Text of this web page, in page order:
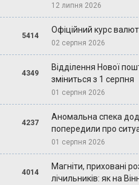
12 липня 2026
5414
Офіційний курс
02 серпня 2026
4349
Відділення Нової
зміниться з 1 серпня
01 серпня 2026
4237
Аномальна спека
попередили про
01 серпня 2026
4014
Магніти, приховані
лічильників: як на